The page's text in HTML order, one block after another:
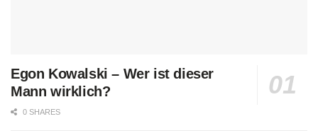
Egon Kowalski – Wer ist dieser
Mann wirklich?
0 SHARES